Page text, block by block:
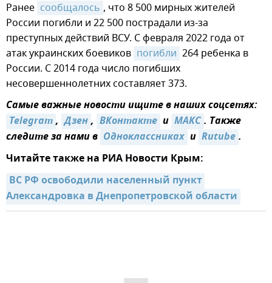
Ранее сообщалось , что 8 500 мирных жителей
России погибли и 22 500 пострадали из-за
преступных действий ВСУ. С февраля 2022 года от
атак украинских боевиков погибли 264 ребенка в
России. С 2014 года число погибших
несовершеннолетних составляет 373.
Самые важные новости ищите в наших соцсетях:
Telegram, Дзен, ВКонтакте и MAКС. Также
следите за нами в Одноклассниках и Rutube.
Читайте также на РИА Новости Крым:
ВС РФ освободили населенный пункт
Александровка в Днепропетровской области